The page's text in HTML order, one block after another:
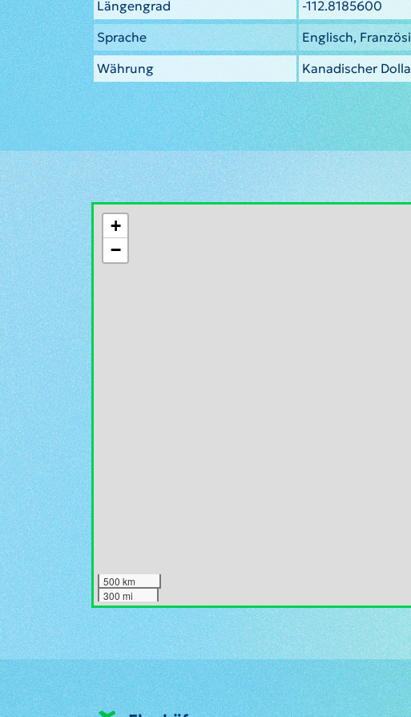
Längengrad
-112.8185600
Sprache
Englisch,
Währung
Kanadischer
+
−
500 km
300 mi